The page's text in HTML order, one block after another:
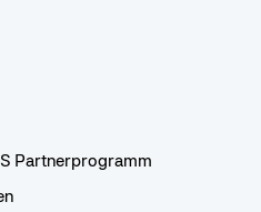
Partnerprogramm